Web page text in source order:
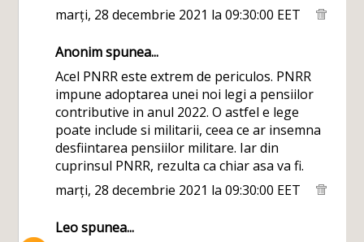
marți, 28 decembrie 2021 la 09:30:00 EET
Anonim spunea...
Acel PNRR este extrem de periculos. PNRR
impune adoptarea unei noi legi a pensiilor
contributive in anul 2022. O astfel e lege
poate include si militarii, ceea ce ar insemna
desfiintarea pensiilor militare. Iar din
cuprinsul PNRR, rezulta ca chiar asa va fi.
marți, 28 decembrie 2021 la 09:30:00 EET
Leospunea...